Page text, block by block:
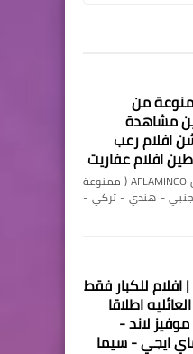
من
اون لاين مشاهدة
افلام رعب
افلام عفاريت
أفلام للكبارفقط أون لاين مشاهدة وتحميل AFLAMINCO ( ممنوعة
- هندي - تركي -
افلامكو - aflamco | افلام للكبار فقط
اطلاقا
موفيز لاند -
ايجي - سيما